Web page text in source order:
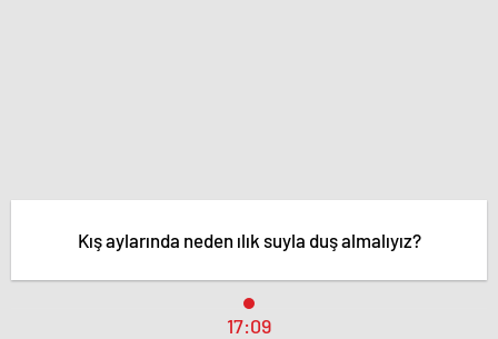
Kış aylarında neden ılık suyla duş almalıyız?
17:09